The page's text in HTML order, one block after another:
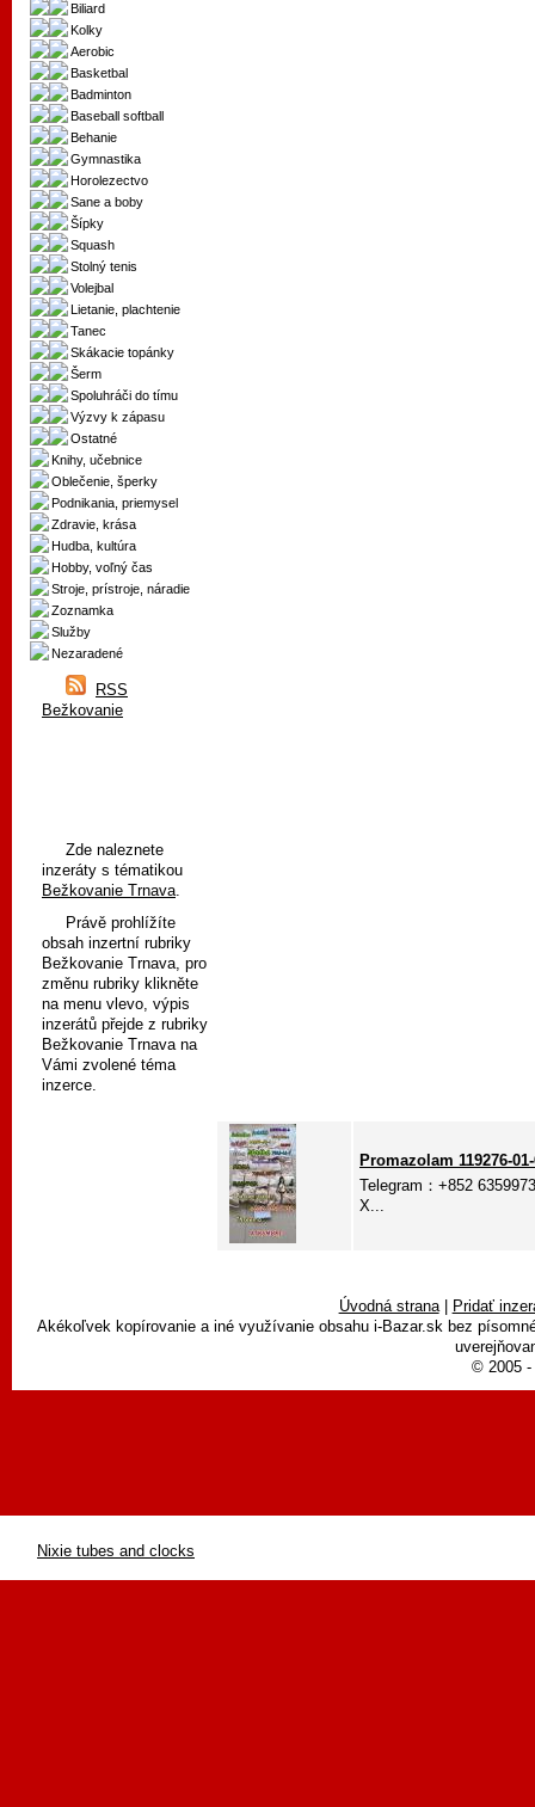
Biliard
Kolky
Aerobic
Basketbal
Badminton
Baseball softball
Behanie
Gymnastika
Horolezectvo
Sane a boby
Šípky
Squash
Stolný tenis
Volejbal
Lietanie, plachtenie
Tanec
Skákacie topánky
Šerm
Spoluhráči do tímu
Výzvy k zápasu
Ostatné
Knihy, učebnice
Oblečenie, šperky
Podnikania, priemysel
Zdravie, krása
Hudba, kultúra
Hobby, voľný čas
Stroje, prístroje, náradie
Zoznamka
Služby
Nezaradené
RSS
Bežkovanie
Zde naleznete
inzeráty s tématikou
Bežkovanie Trnava.
Právě prohlížíte
obsah inzertní rubriky
Bežkovanie Trnava, pro
změnu rubriky klikněte
na menu vlevo, výpis
inzerátů přejde z rubriky
Bežkovanie Trnava na
Vámi zvolené téma
inzerce.
Promazolam 119276-
Telegram：+852
X...
Úvodná strana|
Pridať
Akékoľvek kopírovanie a iné využívanie obsahu i-Bazar.sk bez
© 2005 -
Nixie tubes and clocks